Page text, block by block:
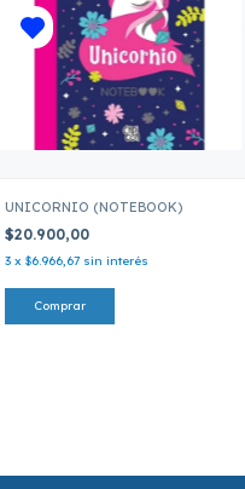
UNICORNIO (NOTEBOOK)
$20.900,00
3 x $6.966,67 sin interés